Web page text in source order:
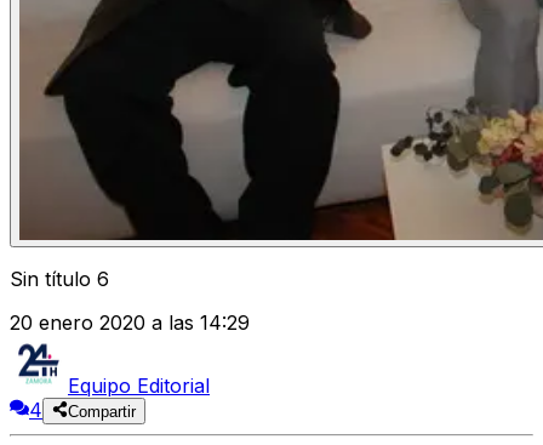
Sin título 6
20 enero 2020 a las 14:29
Equipo Editorial
4
Compartir